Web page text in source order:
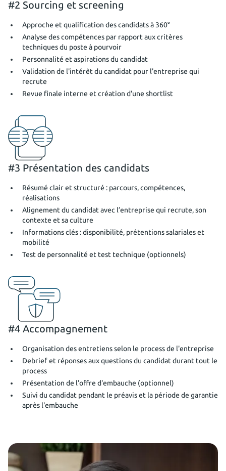
#2 Sourcing et screening
Approche et qualification des candidats à 360°
Analyse des compétences par rapport aux critères
techniques du poste à pourvoir
Personnalité et aspirations du candidat
Validation de l'intérêt du candidat pour l'entreprise qui
recrute
Revue finale interne et création d'une shortlist
#3 Présentation des candidats
Résumé clair et structuré : parcours, compétences,
réalisations
Alignement du candidat avec l’entreprise qui recrute, son
contexte et sa culture
Informations clés : disponibilité, prétentions salariales et
mobilité
Test de personnalité et test technique (optionnels)
#4 Accompagnement
Organisation des entretiens selon le process de l'entreprise
Debrief et réponses aux questions du candidat durant tout le
process
Présentation de l'offre d'embauche (optionnel)
Suivi du candidat pendant le préavis et la période de garantie
après l'embauche